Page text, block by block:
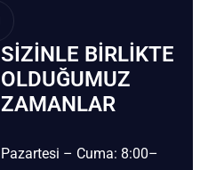
SIZINLE BIRLIKTE
OLDUĞUMUZ
ZAMANLAR
Pazartesi – Cuma: 8:00–